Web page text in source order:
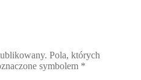
Pola, których
symbolem *